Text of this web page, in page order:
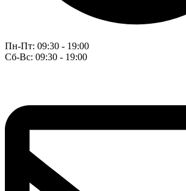
Пн-Пт: 09:30 - 19:00
Сб-Вс: 09:30 - 19:00